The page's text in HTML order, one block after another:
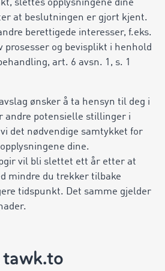
slettes opplysningene dine
at beslutningen er gjort kjent.
berettigede interesser, f.eks.
prosesser og bevisplikt i henhold
art. 6 avsn. 1, s. 1
ønsker å ta hensyn til deg i
andre potensielle stillinger i
det nødvendige samtykket for
dine.
vil bli slettet ett år etter at
mindre du trekker tilbake
tidspunkt. Det samme gjelder